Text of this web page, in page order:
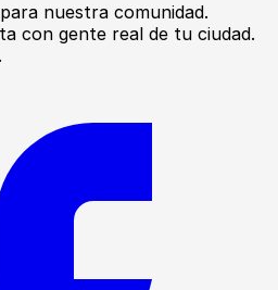
nuestra comunidad.
con gente real de tu ciudad.